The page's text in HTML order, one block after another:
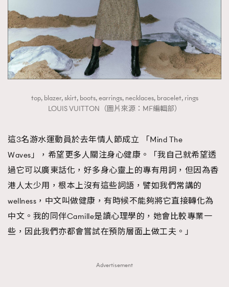
top, blazer, skirt, boots, earrings, necklaces, bracelet, rings
LOUIS VUITTON（圖片來源：MF編輯部）
這3名游水運動員於去年情人節成立 「Mind The
Waves」，希望更多人關注身心健康。「我自己就希望透
過它可以廣東話化，好多身心靈上的專有用詞，但因為香
港人太少用，根本上沒有這些詞語，譬如我們常講的
wellness，中文叫做健康，有時候不能夠將它直接轉化為
中文。我的同伴Camille是讀心理學的，她會比較專業一
些，因此我們亦都會嘗試在預防層面上做工夫。」
Advertisement